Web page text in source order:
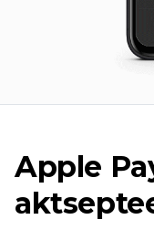
Apple